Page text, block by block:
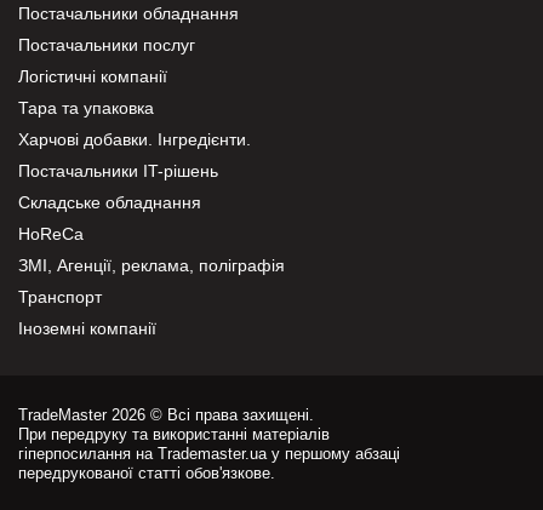
Постачальники обладнання
Постачальники послуг
Логістичні компанії
Тара та упаковка
Харчові добавки. Інгредієнти.
Постачальники IT-рішень
Складське обладнання
HoReCa
ЗМІ, Агенції, реклама, поліграфія
Транспорт
Іноземні компанії
TradeMaster 2026 © Всі права захищені.
При передруку та використанні матеріалів
гіперпосилання на Trademaster.ua у першому абзаці
передрукованої статті обов'язкове.